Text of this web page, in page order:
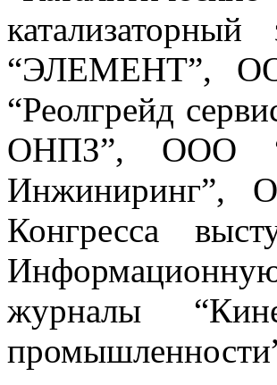
“ЭЛЕМЕНТ”,
“Реолгрейд
ОНПЗ”, ООО
Инжиниринг”,
Конгресса
журналы